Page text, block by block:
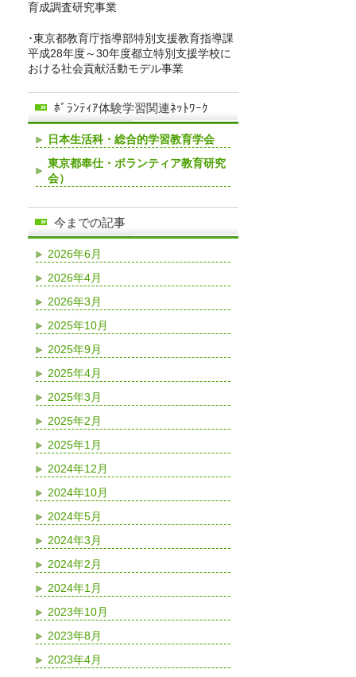
育成調査研究事業
･東京都教育庁指導部特別支援教育指導課
平成28年度～30年度都立特別支援学校に
おける社会貢献活動モデル事業
ﾎﾞﾗﾝﾃｨｱ体験学習関連ﾈｯﾄﾜｰｸ
日本生活科・総合的学習教育学会
東京都奉仕・ボランティア教育研究
会）
今までの記事
2026年6月
2026年4月
2026年3月
2025年10月
2025年9月
2025年4月
2025年3月
2025年2月
2025年1月
2024年12月
2024年10月
2024年5月
2024年3月
2024年2月
2024年1月
2023年10月
2023年8月
2023年4月